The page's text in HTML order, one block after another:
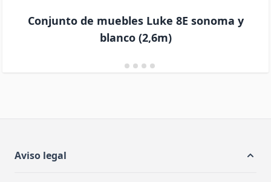
Conjunto de muebles Luke 8E sonoma y
blanco (2,6m)
Aviso legal